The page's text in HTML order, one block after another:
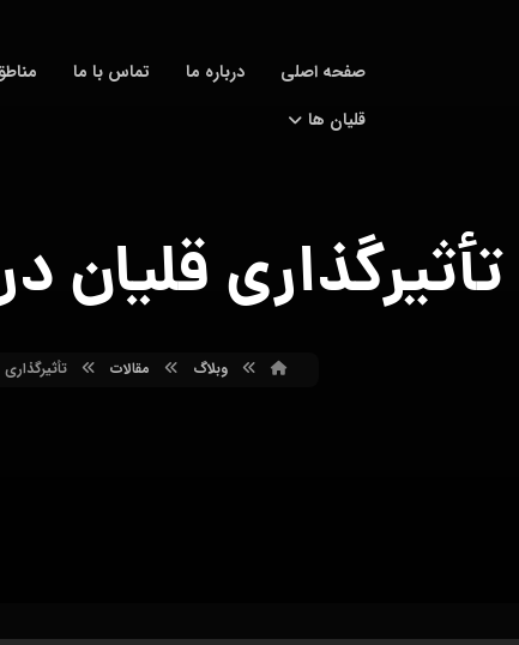
صفحه اصلی درباره ما تماس با ما
قلیان ها
تأثیرگذاری قلیان
وبلاگ مقالات